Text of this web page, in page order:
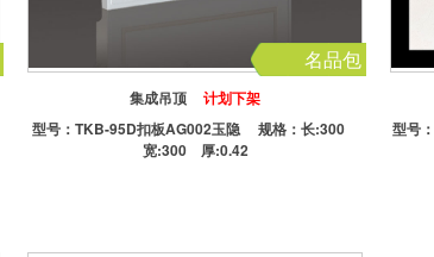
名品包
集成吊顶
计划下架
型号： TKB-95D扣板AG002玉隐
规格：长:300
宽:300 厚:0.42
型号：